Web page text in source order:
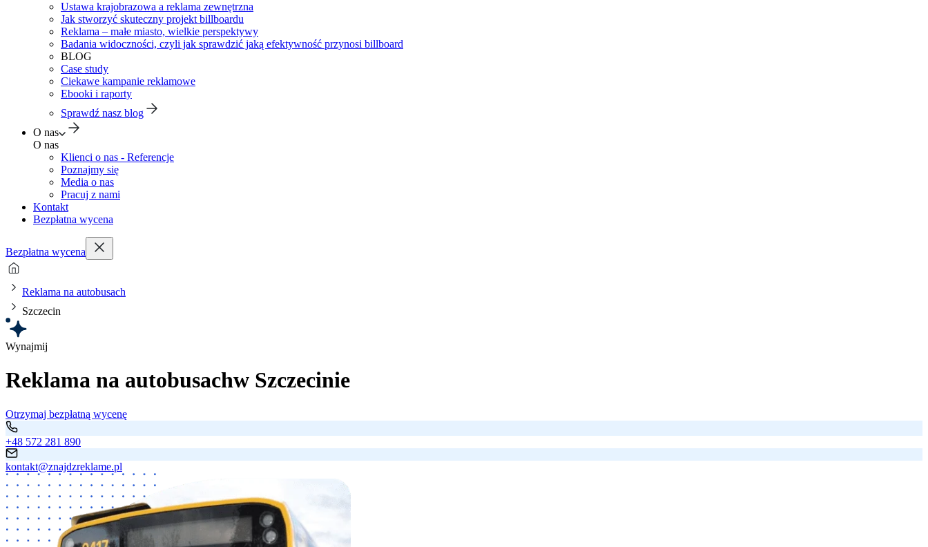
Ustawa krajobrazowa a reklama zewnętrzna
Jak stworzyć skuteczny projekt billboardu
Reklama – małe miasto, wielkie perspektywy
Badania widoczności, czyli jak sprawdzić jaką efektywność przynosi billboard
BLOG
Case study
Ciekawe kampanie reklamowe
Ebooki i raporty
Sprawdź nasz blog
O nas
O nas
Klienci o nas - Referencje
Poznajmy się
Media o nas
Pracuj z nami
Kontakt
Bezpłatna wycena
Bezpłatna wycena
Reklama na autobusach
Szczecin
Wynajmij
Reklama na autobusachw Szczecinie
Otrzymaj bezpłatną wycenę
+48 572 281 890
kontakt@znajdzreklame.pl